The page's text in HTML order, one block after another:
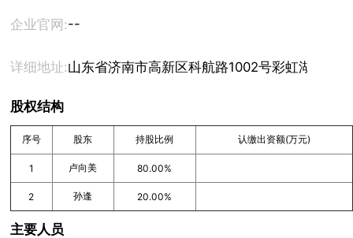
企业官网:--
详细地址:山东省济南市高新区科航路1002号彩虹湖小区
股权结构
序号 股东 持股比例 认缴出资额(万元)
1 卢向美 80.00%
2 孙逢 20.00%
主要人员